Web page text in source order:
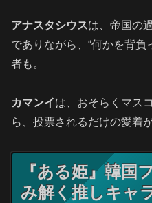
アナスタシウスは、帝国の
でありながら、“何かを背負
者も。
カマンイは、おそらくマス
ら、投票されるだけの愛着
『ある姫』韓国
み解く推しキャ